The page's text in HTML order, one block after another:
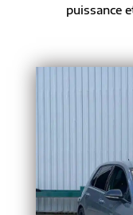
puissance